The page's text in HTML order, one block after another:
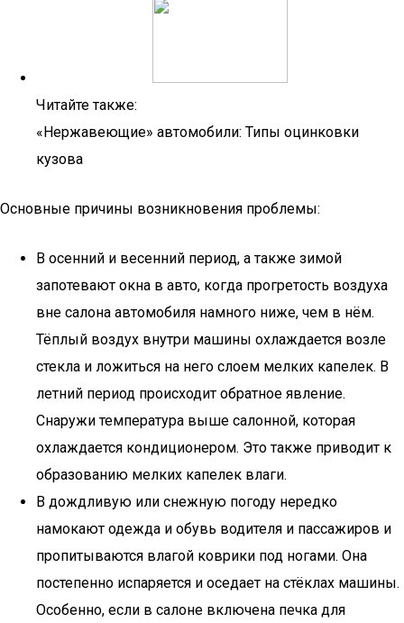
Читайте также:
«Нержавеющие» автомобили: Типы оцинковки
кузова
Основные причины возникновения проблемы:
В осенний и весенний период, а также зимой
запотевают окна в авто, когда прогретость воздуха
вне салона автомобиля намного ниже, чем в нём.
Тёплый воздух внутри машины охлаждается возле
стекла и ложиться на него слоем мелких капелек. В
летний период происходит обратное явление.
Снаружи температура выше салонной, которая
охлаждается кондиционером. Это также приводит к
образованию мелких капелек влаги.
В дождливую или снежную погоду нередко
намокают одежда и обувь водителя и пассажиров и
пропитываются влагой коврики под ногами. Она
постепенно испаряется и оседает на стёклах машины.
Особенно, если в салоне включена печка для